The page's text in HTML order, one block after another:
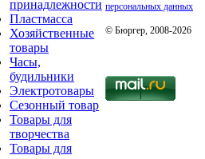
принадлежности
Пластмасса
Хозяйственные
товары
Часы,
будильники
Электротовары
Сезонный товар
Товары для
творчества
Товары для
персональных данных
© Бюргер, 2008-2026